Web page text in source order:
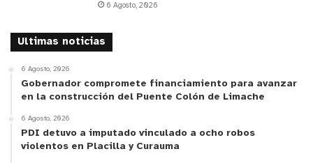
6 Agosto, 2026
Ultimas noticias
6 Agosto, 2026
Gobernador compromete financiamiento para avanzar
en la construcción del Puente Colón de Limache
6 Agosto, 2026
PDI detuvo a imputado vinculado a ocho robos
violentos en Placilla y Curauma